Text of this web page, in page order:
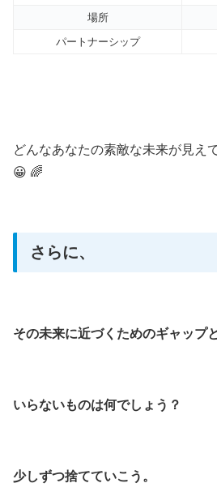
場所
パートナーシップ
どんなあなたの素敵な未来が見え
😀 🌈
さらに、
その未来に近づくためのギャップ
いらないものは何でしょう？
少しずつ捨てていこう。